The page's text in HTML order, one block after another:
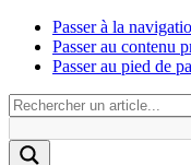
Passer à la
Passer au contenu
Passer au pied de